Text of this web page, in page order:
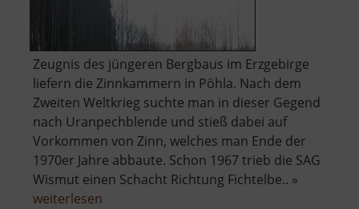
Zeugnis des jüngeren Bergbaus im Erzgebirge
liefern die Zinnkammern in Pöhla. Nach dem
Zweiten Weltkrieg suchte man in dieser Gegend
nach Uranpechblende und stieß dabei auf
Vorkommen von Zinn, welches man Ende der
1970er Jahre abbaute. Schon 1967 trieb die SAG
Wismut einen Schacht Richtung Fichtelbe.. »
weiterlesen